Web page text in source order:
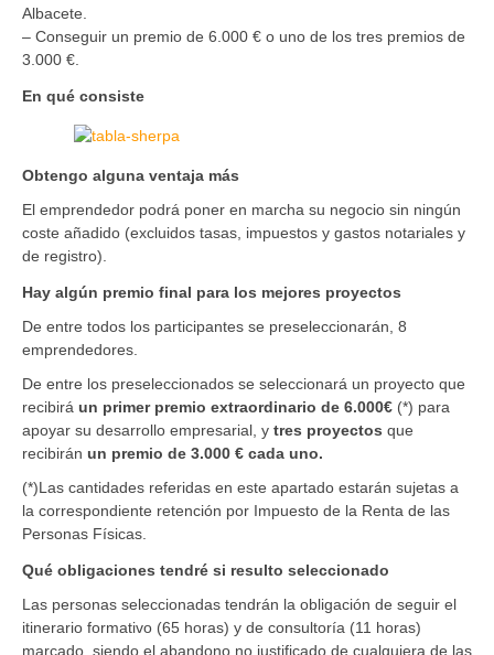
Albacete.
– Conseguir un premio de 6.000 € o uno de los tres premios de
3.000 €.
En qué consiste
Obtengo alguna ventaja más
El emprendedor podrá poner en marcha su negocio sin ningún
coste añadido (excluidos tasas, impuestos y gastos notariales y
de registro).
Hay algún premio final para los mejores proyectos
De entre todos los participantes se preseleccionarán, 8
emprendedores.
De entre los preseleccionados se seleccionará un proyecto que
recibirá un primer premio extraordinario de 6.000€ (*) para
apoyar su desarrollo empresarial, y tres proyectos que
recibirán un premio de 3.000 € cada uno.
(*)Las cantidades referidas en este apartado estarán sujetas a
la correspondiente retención por Impuesto de la Renta de las
Personas Físicas.
Qué obligaciones tendré si resulto seleccionado
Las personas seleccionadas tendrán la obligación de seguir el
itinerario formativo (65 horas) y de consultoría (11 horas)
marcado, siendo el abandono no justificado de cualquiera de las